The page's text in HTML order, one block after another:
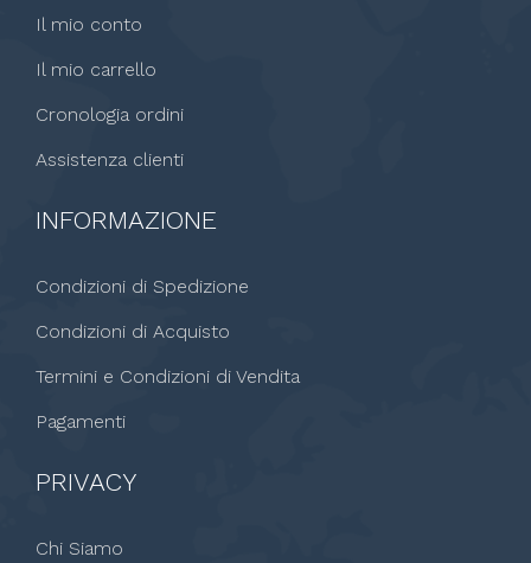
Il mio conto
Il mio carrello
Cronologia ordini
Assistenza clienti
INFORMAZIONE
Condizioni di Spedizione
Condizioni di Acquisto
Termini e Condizioni di Vendita
Pagamenti
PRIVACY
Chi Siamo